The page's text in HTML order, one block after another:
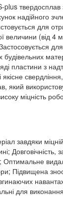
твердосплав
надійного
для
величини (від
пластини з
який
міцність
завдяки міцній
Довговічність,
Підвищена
для